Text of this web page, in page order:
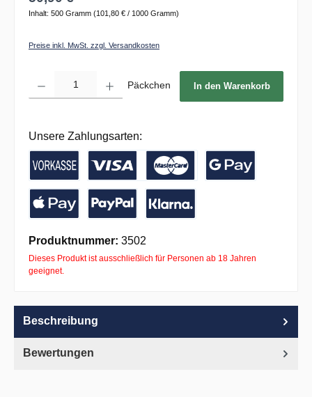
Inhalt: 500 Gramm (101,80 € / 1000 Gramm)
Preise inkl. MwSt. zzgl. Versandkosten
Päckchen In den Warenkorb
Unsere Zahlungsarten:
Vorkasse / Banküberweisung
Kreditkarte
Produktnummer: 3502
Dieses Produkt ist ausschließlich für Personen ab 18 Jahren
geeignet.
Beschreibung
Bewertungen